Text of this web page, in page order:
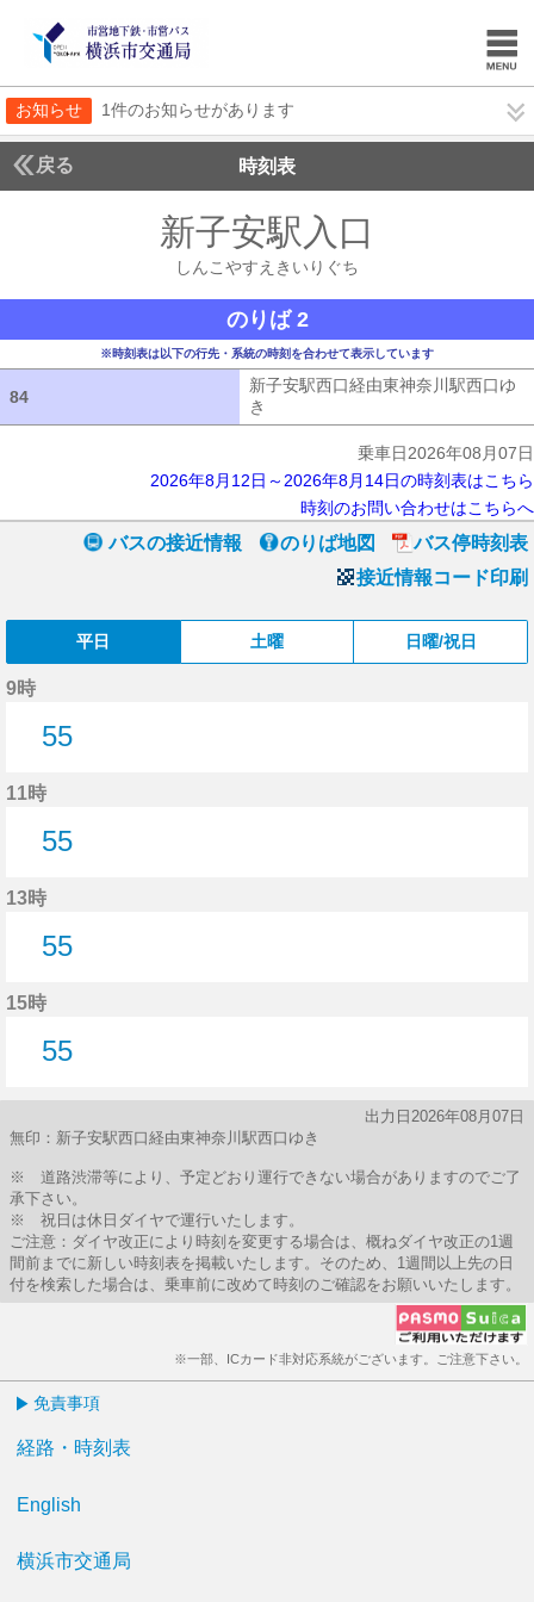
お知らせ 1件のお知らせがあります
戻る 時刻表
新子安駅入口
しんこやすえきいりぐち
のりば 2
※時刻表は以下の行先・系統の時刻を合わせて表示しています
84
新子安駅西口経由東神奈川駅西口ゆ
き
乗車日2026年08月07日
2026年8月12日～2026年8月14日の時刻表はこちら
時刻のお問い合わせはこちらへ
バスの接近情報 のりば地図
バス停時刻表
接近情報コード印刷
平日 土曜 日曜/祝日
9時
55
11時
55
13時
55
15時
55
出力日2026年08月07日
無印：新子安駅西口経由東神奈川駅西口ゆき
※ 道路渋滞等により、予定どおり運行できない場合がありますのでご了
承下さい。
※ 祝日は休日ダイヤで運行いたします。
ご注意：ダイヤ改正により時刻を変更する場合は、概ねダイヤ改正の1週
間前までに新しい時刻表を掲載いたします。そのため、1週間以上先の日
付を検索した場合は、乗車前に改めて時刻のご確認をお願いいたします。
※一部、ICカード非対応系統がございます。ご注意下さい。
免責事項
経路・時刻表
English
横浜市交通局